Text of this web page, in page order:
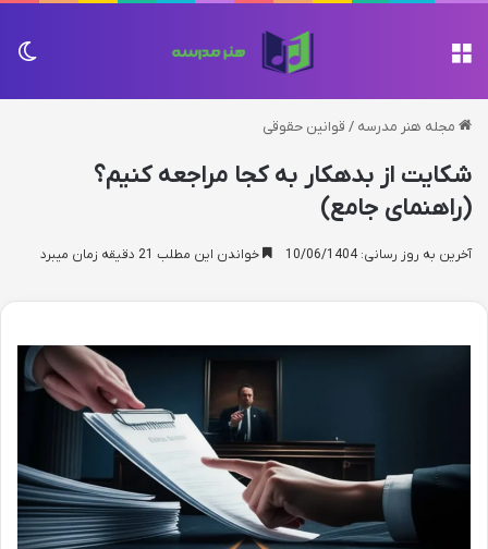
مجله هنر مدرسه / قوانین حقوقی
شکایت از بدهکار به کجا مراجعه کنیم؟
(راهنمای جامع)
آخرین به روز رسانی: 10/06/1404 خواندن این مطلب 21 دقیقه زمان میبرد